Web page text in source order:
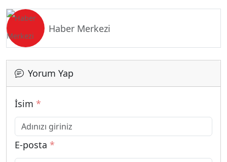
Haber Merkezi
Yorum Yap
İsim *
E-posta *